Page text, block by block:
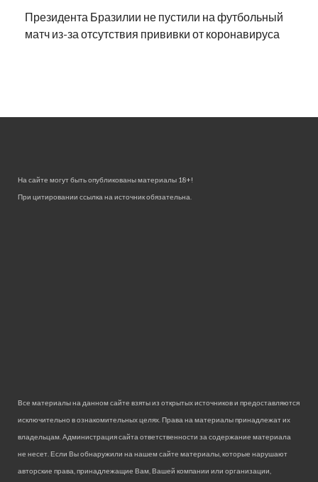
Президента Бразилии не пустили на футбольный
матч из-за отсутствия прививки от коронавируса
На сайте могут быть опубликованы материалы 18+!
При цитировании ссылка на источник обязательна.
Все материалы на данном сайте взяты из открытых источников и предоставляются
исключительно в ознакомительных целях. Права на материалы принадлежат их
владельцам. Администрация сайта ответственности за содержание материала
не несет. Если Вы обнаружили на нашем сайте материалы, которые нарушают
авторские права, принадлежащие Вам, Вашей компании или организации,